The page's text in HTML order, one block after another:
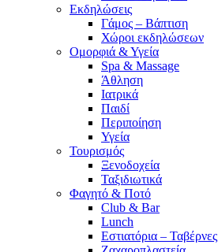
Εκδηλώσεις
Γάμος – Βάπτιση
Χώροι εκδηλώσεων
Ομορφιά & Υγεία
Spa & Massage
Άθληση
Ιατρικά
Παιδί
Περιποίηση
Υγεία
Τουρισμός
Ξενοδοχεία
Ταξιδιωτικά
Φαγητό & Ποτό
Club & Bar
Lunch
Εστιατόρια – Ταβέρνες